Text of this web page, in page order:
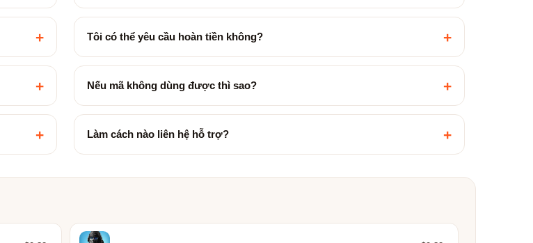
+ Tôi có thể yêu cầu hoàn tiền không? +
+ Nếu mã không dùng được thì sao? +
+ Làm cách nào liên hệ hỗ trợ? +